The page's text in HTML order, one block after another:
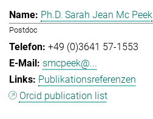
Ph.D. Sarah Jean Mc Peek
Postdoc
+49 (0)3641 57-1553
smcpeek@...
Publikationsreferenzen
Orcid publication list